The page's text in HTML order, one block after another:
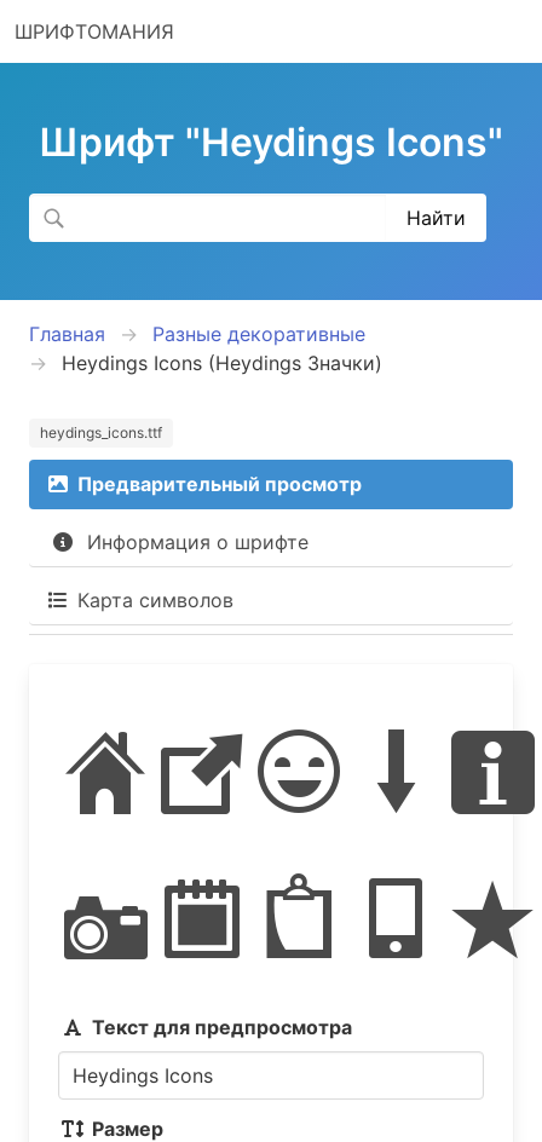
ШРИФТОМАНИЯ
Шрифт "Heydings Icons"
Главная
Разные декоративные
Heydings Icons (Heydings Значки)
heydings_icons.ttf
Предварительный просмотр
Информация о шрифте
Карта символов
Icons
Текст для предпросмотра
Размер